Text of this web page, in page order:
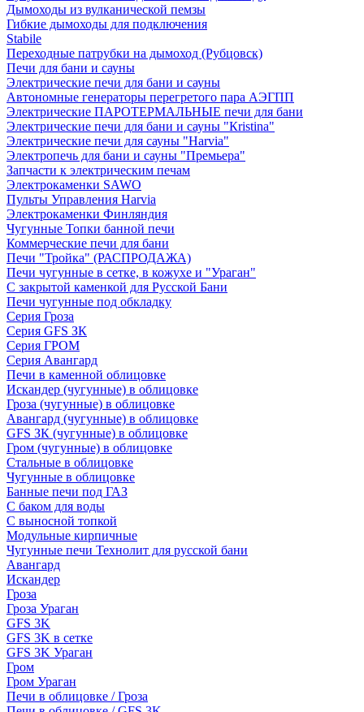
Дымоходы из вулканической пемзы
Гибкие дымоходы для подключения
Stabile
Переходные патрубки на дымоход (Рубцовск)
Печи для бани и сауны
Электрические печи для бани и сауны
Автономные генераторы перегретого пара АЭГПП
Электрические ПАРОТЕРМАЛЬНЫЕ печи для бани
Электрические печи для бани и сауны "Кristina"
Электрические печи для сауны "Harvia"
Электропечь для бани и сауны "Премьера"
Запчасти к электрическим печам
Электрокаменки SAWO
Пульты Управления Harvia
Электрокаменки Финляндия
Чугунные Топки банной печи
Коммерческие печи для бани
Печи "Тройка" (РАСПРОДАЖА)
Печи чугунные в сетке, в кожухе и "Ураган"
С закрытой каменкой для Русской Бани
Печи чугунные под обкладку
Серия Гроза
Серия GFS ЗК
Серия ГРОМ
Серия Авангард
Печи в каменной облицовке
Искандер (чугунные) в облицовке
Гроза (чугунные) в облицовке
Авангард (чугунные) в облицовке
GFS ЗК (чугунные) в облицовке
Гром (чугунные) в облицовке
Стальные в облицовке
Чугунные в облицовке
Банные печи под ГАЗ
С баком для воды
С выносной топкой
Модульные кирпичные
Чугунные печи Технолит для русской бани
Авангард
Искандер
Гроза
Гроза Ураган
GFS 3K
GFS 3K в сетке
GFS 3K Ураган
Гром
Гром Ураган
Печи в облицовке / Гроза